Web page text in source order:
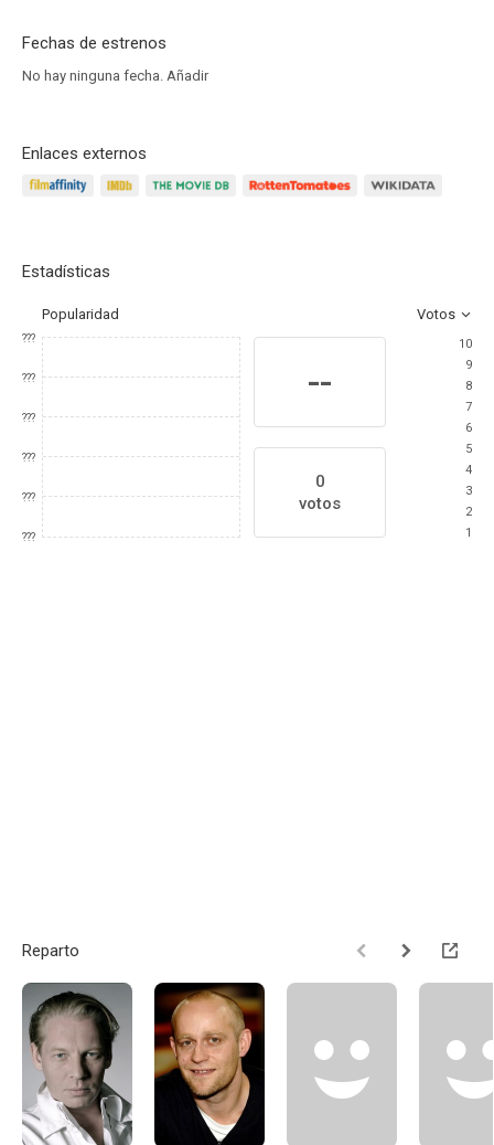
Fechas de estrenos
No hay ninguna fecha. Añadir
Enlaces externos
Estadísticas
Popularidad Votos
???
???
???
???
???
???
--
0
votos
10
9
8
7
6
5
4
3
2
1
Reparto